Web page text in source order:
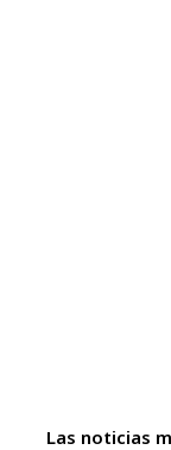
Las noticias